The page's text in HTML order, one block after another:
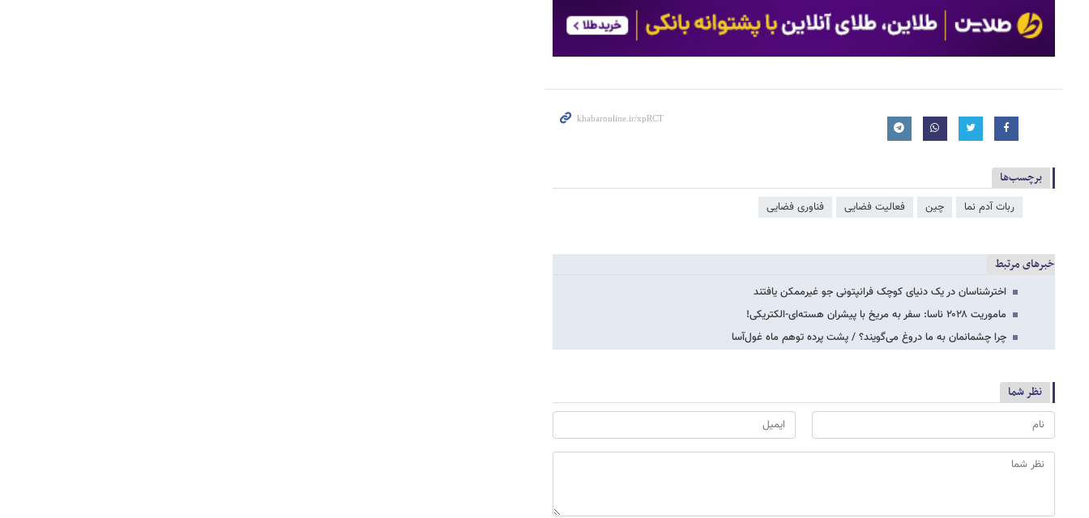
برچسب‌ها
ربات آدم نما چین فعالیت فضایی فناوری فضایی
خبرهای مرتبط
اخترشناسان در یک دنیای کوچک فرانپتونی جو غیرممکن یافتند
ماموریت ۲۰۲۸ ناسا: سفر به مریخ با پیشران هسته‌ای-الکتریکی!
چرا چشمانمان به ما دروغ می‌گویند؟ / پشت پرده توهم ماه غول‌آسا
نظر شما